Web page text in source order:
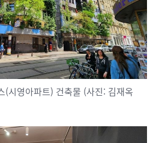
시영아파트) 건축물 (사진: 김재옥